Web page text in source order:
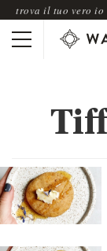
trova il tuo vero io